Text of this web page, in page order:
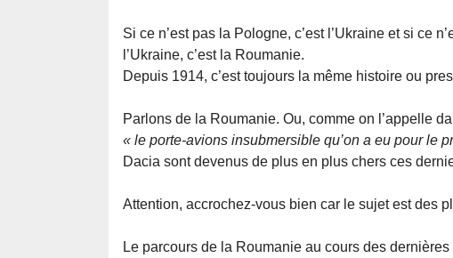
Si ce n’est pas la Pologne, c’est l’Ukraine et si ce
l’Ukraine, c’est la Roumanie.
Depuis 1914, c’est toujours la même histoire ou
Parlons de la Roumanie. Ou, comme on l’appelle
« le porte-avions insubmersible qu’on a eu pour le
Dacia sont devenus de plus en plus chers ces
Attention, accrochez-vous bien car le sujet est des
Le parcours de la Roumanie au cours des